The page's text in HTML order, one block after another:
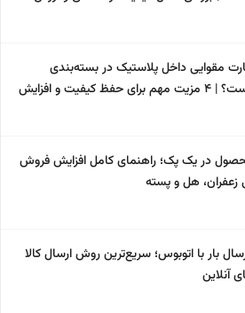
مقوایی داخل پلاستیک در بسته‌بندی
زعفران ضروری است؟ | 4 مزیت مهم برای حفظ کیفیت و افزایش
در یک پک؛ راهنمای کامل افزایش فروش
زعفران، هل و پسته
بار با اتوبوس؛ سریع‌ترین روش ارسال کالا
آنلاین